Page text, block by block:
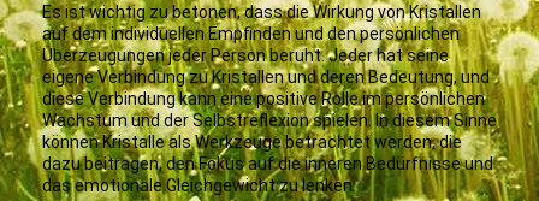
Es ist wichtig zu betonen, dass die Wirkung von Kristallen
auf dem individuellen Empfinden und den persönlichen
Überzeugungen jeder Person beruht. Jeder hat seine
eigene Verbindung zu Kristallen und deren Bedeutung, und
diese Verbindung kann eine positive Rolle im persönlichen
Wachstum und der Selbstreflexion spielen. In diesem Sinne
können Kristalle als Werkzeuge betrachtet werden, die
dazu beitragen, den Fokus auf die inneren Bedürfnisse und
das emotionale Gleichgewicht zu lenken.